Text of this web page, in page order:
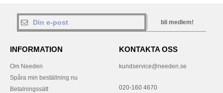
bli medlem!
INFORMATION
Om Needen
Spåra min beställning nu
Betalningssätt
KONTAKTA OSS
kundservice@needen.se
020-160 4670